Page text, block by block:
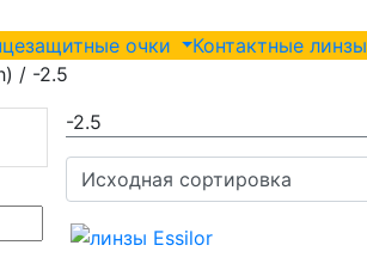
очки Контактные линзы
/ -2.5
-2.5